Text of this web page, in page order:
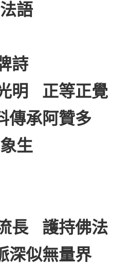
語
詩
明 正等正覺
承阿贊多
生
長 護持佛法
似無量界